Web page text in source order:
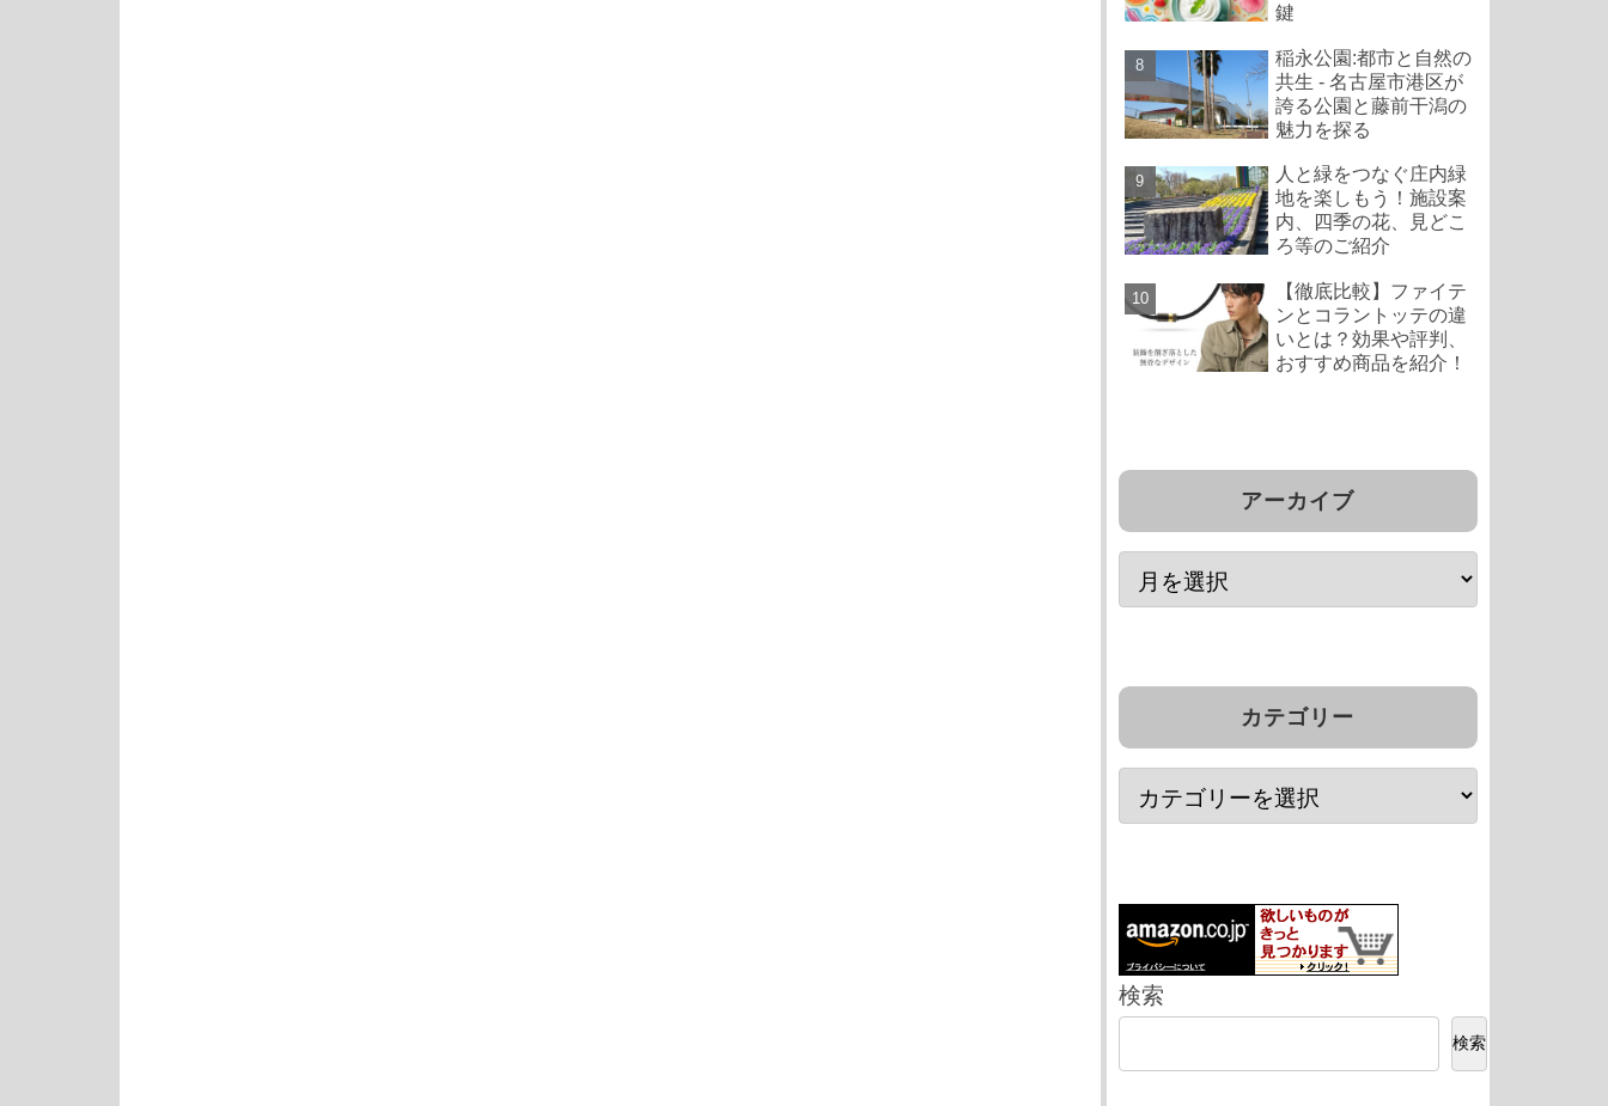
鍵
稲永公園:都市と自然の
共生 - 名古屋市港区が
誇る公園と藤前干潟の
魅力を探る
人と緑をつなぐ庄内緑
地を楽しもう！施設案
内、四季の花、見どこ
ろ等のご紹介
【徹底比較】ファイテ
ンとコラントッテの違
いとは？効果や評判、
おすすめ商品を紹介！
アーカイブ
カテゴリー
検索
検索